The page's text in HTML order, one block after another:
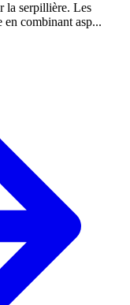
la serpillière. Les
en combinant asp...